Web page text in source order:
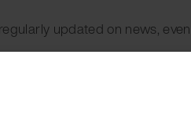
updated on news,